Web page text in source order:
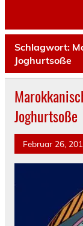
Schlagwort:
Joghurtsoße
Joghurtsoße
Februar 26,